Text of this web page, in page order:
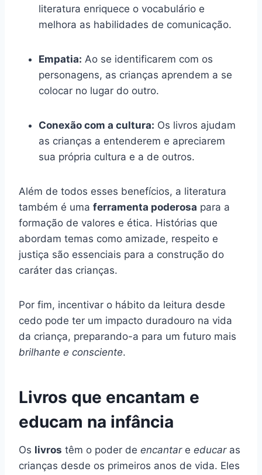
literatura enriquece o vocabulário e
melhora as habilidades de comunicação.
Empatia: Ao se identificarem com os
personagens, as crianças aprendem a se
colocar no lugar do outro.
Conexão com a cultura: Os livros ajudam
as crianças a entenderem e apreciarem
sua própria cultura e a de outros.
Além de todos esses benefícios, a literatura
também é uma ferramenta poderosa para a
formação de valores e ética. Histórias que
abordam temas como amizade, respeito e
justiça são essenciais para a construção do
caráter das crianças.
Por fim, incentivar o hábito da leitura desde
cedo pode ter um impacto duradouro na vida
da criança, preparando-a para um futuro mais
brilhante e consciente.
Livros que encantam e
educam na infância
Os livros têm o poder de encantare educaras
crianças desde os primeiros anos de vida. Eles